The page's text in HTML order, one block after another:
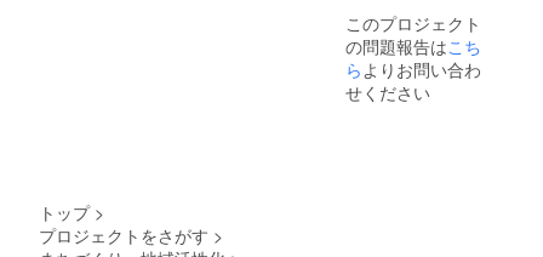
す。 豊
富な自
然とそ
の水の
恵みの
待ちし
ており
ます
ます)
ご支
援お待
ちして
おりま
このプロジェクト
の問題報告はこち
ら よりお問い合わ
せください
トップ >
プロジェクトをさがす >